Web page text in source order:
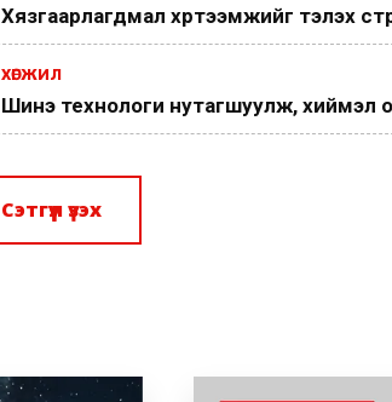
Хязгаарлагдмал хүртээмжийг тэлэх
ХӨГЖИЛ
Шинэ технологи нутагшуулж, хиймэл
Сэтгүүл үзэх